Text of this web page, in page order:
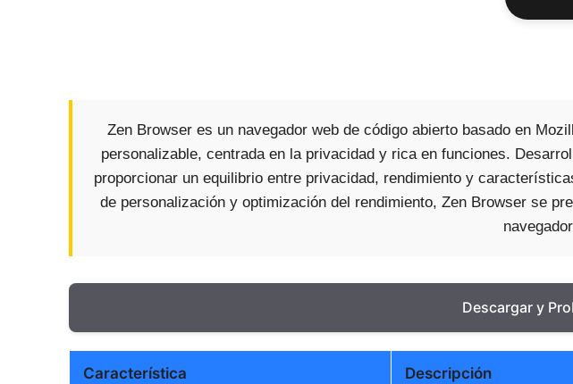
Zen Browser es un navegador web de código abierto basado en
personalizable, centrada en la privacidad y rica en funciones.
proporcionar un equilibrio entre privacidad, rendimiento y
de personalización y optimización del rendimiento, Zen Browser se
Descargar y
Característica Descripción